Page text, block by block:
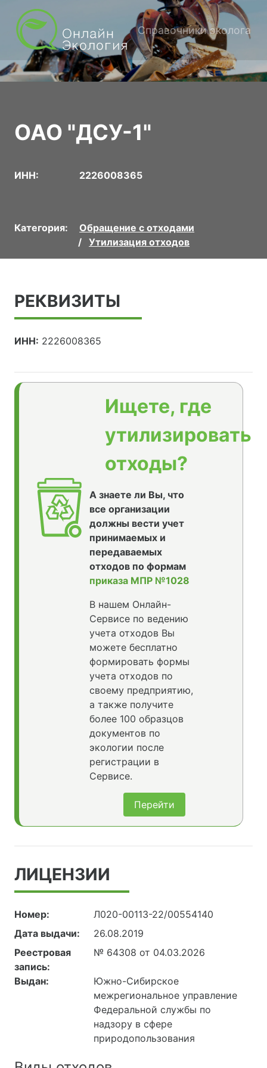
Справочники эколога
ОАО "ДСУ-1"
ИНН: 2226008365
Категория:
Обращение с отходами
Утилизация отходов
РЕКВИЗИТЫ
ИНН: 2226008365
Ищете, где
утилизировать
отходы?
А знаете ли Вы, что
все организации
должны вести учет
принимаемых и
передаваемых
отходов по формам
приказа МПР №1028
В нашем Онлайн-
Сервисе по ведению
учета отходов Вы
можете бесплатно
формировать формы
учета отходов по
своему предприятию,
а также получите
более 100 образцов
документов по
экологии после
регистрации в
Сервисе.
Перейти
ЛИЦЕНЗИИ
Номер:
Л020-00113-22/00554140
Дата выдачи:
26.08.2019
Реестровая
запись:
№ 64308 от 04.03.2026
Выдан:
Южно-Сибирское
межрегиональное управление
Федеральной службы по
надзору в сфере
природопользования